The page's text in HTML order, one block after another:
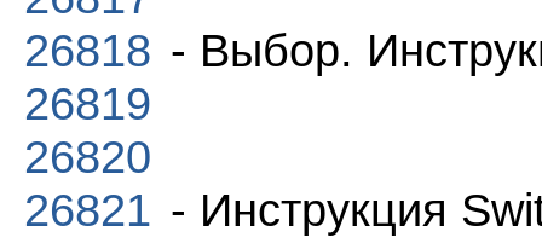
26818 - Выбор.
26819
26820
26821 - Инструкция